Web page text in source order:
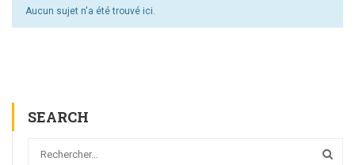
Aucun sujet n'a été trouvé ici.
SEARCH